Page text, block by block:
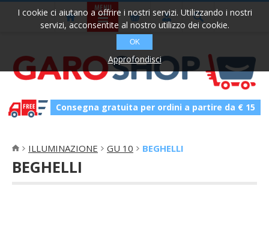
Consegna gratuita per ordini a partire da € 15
ILLUMINAZIONE GU 10 BEGHELLI
BEGHELLI
I cookie ci aiutano a offrire i nostri servizi. Utilizzando i nostri
servizi, acconsentite al nostro utilizzo dei cookie.
OK
Approfondisci